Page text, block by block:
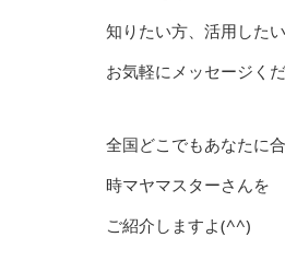
知りたい方、活用した
お気軽にメッセージく
全国どこでもあなたに
時マヤマスターさんを
ご紹介しますよ(^^)